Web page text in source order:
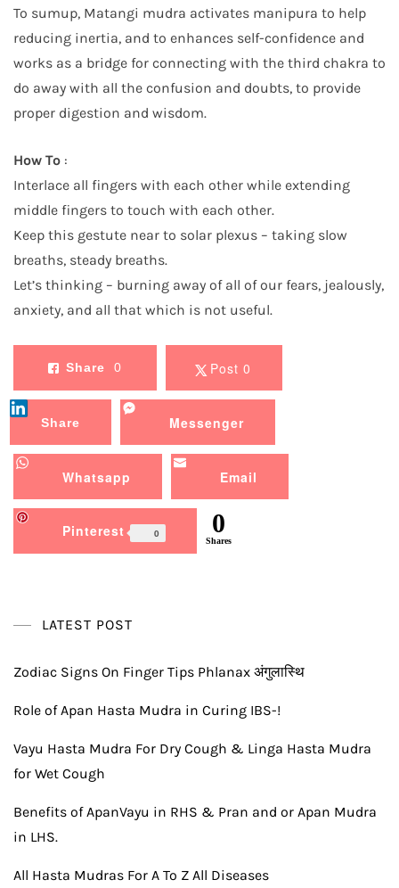
To sumup, Matangi mudra activates manipura to help
reducing inertia, and to enhances self-confidence and
works as a bridge for connecting with the third chakra to
do away with all the confusion and doubts, to provide
proper digestion and wisdom.
How To :
Interlace all fingers with each other while extending
middle fingers to touch with each other.
Keep this gestute near to solar plexus – taking slow
breaths, steady breaths.
Let’s thinking – burning away of all of our fears, jealously,
anxiety, and all that which is not useful.
Share 0 Post 0
Share Messenger
Whatsapp Email
Pinterest 0 0
Shares
LATEST POST
Zodiac Signs On Finger Tips Phlanax अंगुलास्थि
Role of Apan Hasta Mudra in Curing IBS-!
Vayu Hasta Mudra For Dry Cough & Linga Hasta Mudra
for Wet Cough
Benefits of ApanVayu in RHS & Pran and or Apan Mudra
in LHS.
All Hasta Mudras For A To Z All Diseases